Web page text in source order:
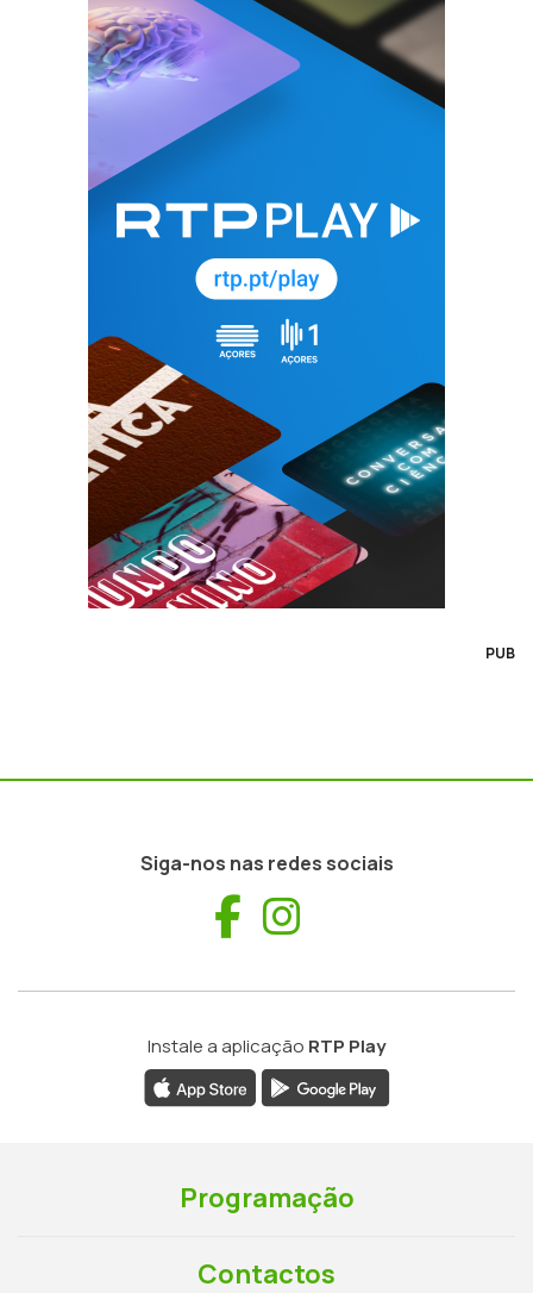
PUB
Siga-nos nas redes sociais
Facebook
Instale a aplicação RTP Play
Programação
Contactos